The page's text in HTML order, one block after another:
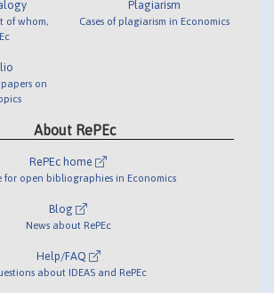
of whom,
on
Plagiarism
Cases of plagiarism in Economics
About RePEc
RePEc home
for open bibliographies in Economics
Blog
News about RePEc
Help/FAQ
about IDEAS and RePEc